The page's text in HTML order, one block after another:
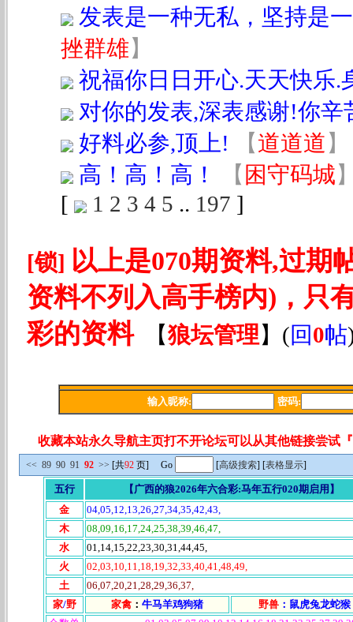
发表是一种无私，坚持是
挫群雄】
祝福你日日开心.天天快乐.
对你的发表,深表感谢!你辛
好料必参,顶上!
【道道道 】
高！高！高！
【 困守码城
[
1 2 3 4 5 .. 197 ]
[锁] 以上是070期资料,过期
资料不列入高手榜内)，只
彩的资料
【狼坛管理】 (回0帖
收藏本站永久导航主页打不开论坛可以从其他链接尝试
<< 89 90 91 92 >> [共92 页] Go [高级搜索] [表格显示]